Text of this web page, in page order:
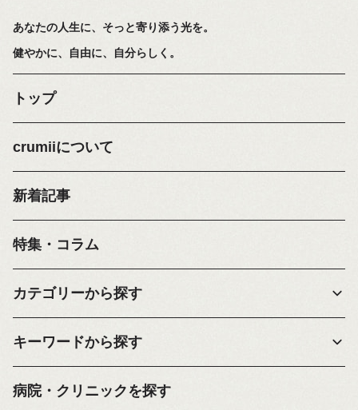
あなたの人生に、そっと寄り添う光を。
健やかに、自由に、自分らしく。
トップ
crumiiについて
新着記事
特集・コラム
カテゴリーから探す
キーワードから探す
病院・クリニックを探す